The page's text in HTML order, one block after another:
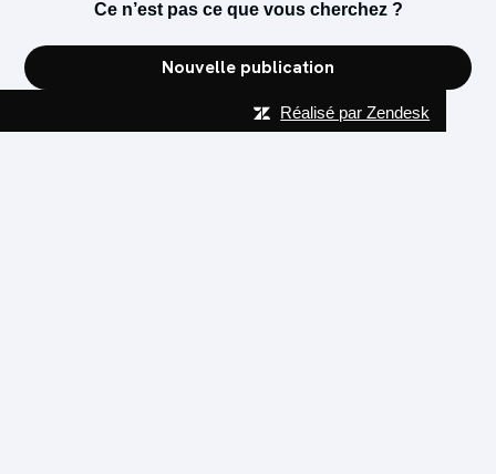
Ce n’est pas ce que vous cherchez ?
Nouvelle publication
Réalisé par Zendesk